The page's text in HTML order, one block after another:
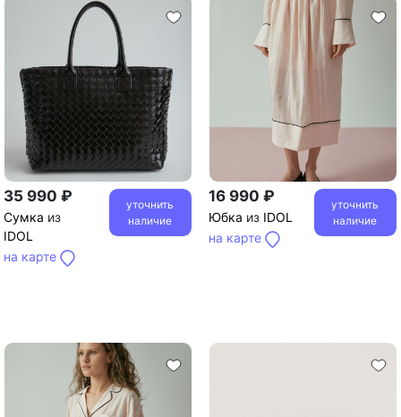
35 990 ₽
Сумка из
IDOL
на карте
уточнить
наличие
16 990 ₽
Юбка из IDOL
на карте
уточнить
наличие